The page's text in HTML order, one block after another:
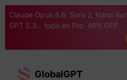
Claude Opus 4.6, Sora 2, Nano
GPT 5.2... todo en Pro. 46% OFF
GlobalGPT